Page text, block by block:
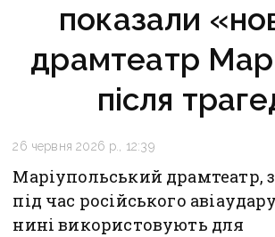
показали
драмтеатр
після
26 червня 2026 р., 12:39
Маріупольський драмтеатр,
під час російського
нині використовують для